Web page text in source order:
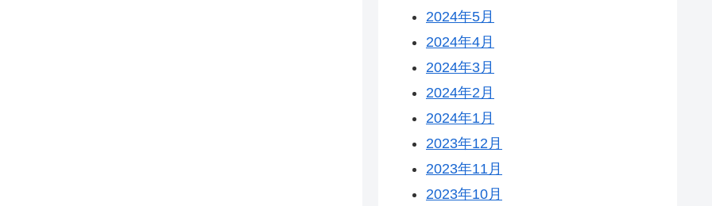
2024年5月
2024年4月
2024年3月
2024年2月
2024年1月
2023年12月
2023年11月
2023年10月